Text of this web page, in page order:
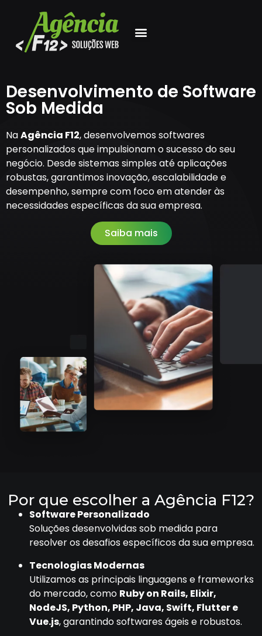
Desenvolvimento de Software
Sob Medida
NaAgência F12, desenvolvemos softwares
personalizados que impulsionam o sucesso do seu
negócio. Desde sistemas simples até aplicações
robustas, garantimos inovação, escalabilidade e
desempenho, sempre com foco em atender às
necessidades específicas da sua empresa.
Saiba mais
Por que escolher a Agência F12?
Software Personalizado
Soluções desenvolvidas sob medida para
resolver os desafios específicos da sua empresa.
Tecnologias Modernas
Utilizamos as principais linguagens e frameworks
do mercado, como Ruby on Rails, Elixir,
NodeJS, Python, PHP, Java, Swift, Flutter e
Vue.js, garantindo softwares ágeis e robustos.